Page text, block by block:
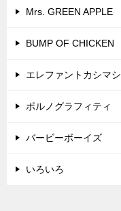
Mrs. GREEN APPLE
BUMP OF CHICKEN
エレファントカシマシ
ポルノグラフィティ
バービーボーイズ
いろいろ